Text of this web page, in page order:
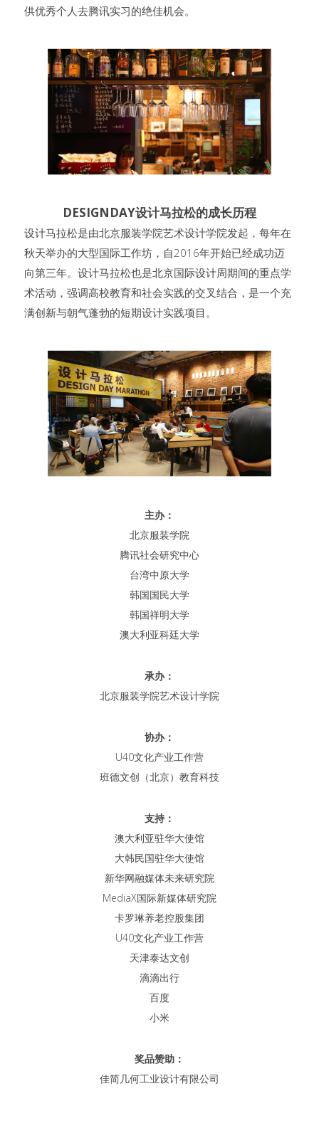
供优秀个人去腾讯实习的绝佳机会。
DESIGNDAY设计马拉松的成长历程
设计马拉松是由北京服装学院艺术设计学院发起，每年在
秋天举办的大型国际工作坊，自2016年开始已经成功迈
向第三年。设计马拉松也是北京国际设计周期间的重点学
术活动，强调高校教育和社会实践的交叉结合，是一个充
满创新与朝气蓬勃的短期设计实践项目。
主办：
北京服装学院
腾讯社会研究中心
台湾中原大学
韩国国民大学
韩国祥明大学
澳大利亚科廷大学
承办：
北京服装学院艺术设计学院
协办：
U40文化产业工作营
班德文创（北京）教育科技
支持：
澳大利亚驻华大使馆
大韩民国驻华大使馆
新华网融媒体未来研究院
MediaX国际新媒体研究院
卡罗琳养老控股集团
U40文化产业工作营
天津泰达文创
滴滴出行
百度
小米
奖品赞助：
佳简几何工业设计有限公司